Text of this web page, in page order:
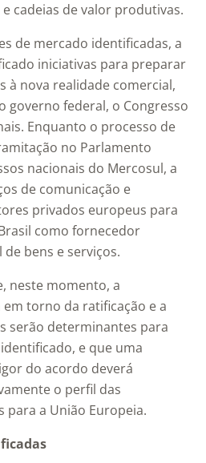
cadeias de valor produtivas.
de mercado identificadas, a
iniciativas para preparar
à nova realidade comercial,
governo federal, o Congresso
Enquanto o processo de
no Parlamento
nacionais do Mercosul, a
de comunicação e
privados europeus para
como fornecedor
bens e serviços.
neste momento, a
torno da ratificação e a
serão determinantes para
e que uma
do acordo deverá
o perfil das
para a União Europeia.